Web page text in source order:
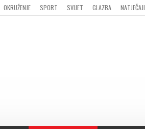
OKRUŽENJE SPORT SVIJET GLAZBA
NATJEČAJI